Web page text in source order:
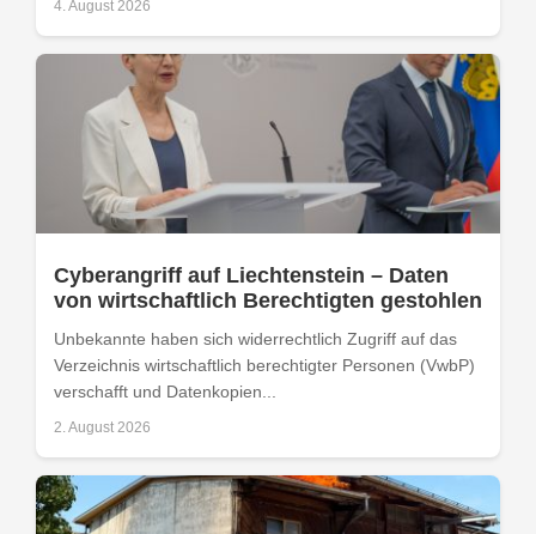
4. August 2026
Cyberangriff auf Liechtenstein – Daten
von wirtschaftlich Berechtigten gestohlen
Unbekannte haben sich widerrechtlich Zugriff auf das
Verzeichnis wirtschaftlich berechtigter Personen (VwbP)
verschafft und Datenkopien...
2. August 2026